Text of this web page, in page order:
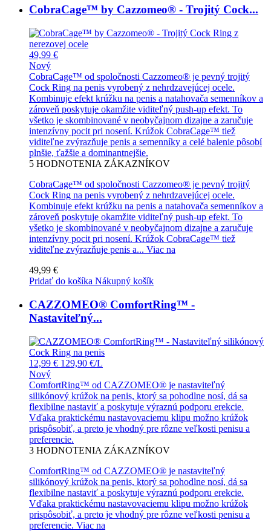
CobraCage™ by Cazzomeo® - Trojitý Cock...
49,99 €
Nový
CobraCage™ od spoločnosti Cazzomeo® je pevný trojitý
Cock Ring na penis vyrobený z nehrdzavejúcej ocele.
Kombinuje efekt krúžku na penis a natahovača semenníkov a
zároveň poskytuje okamžite viditeľný push-up efekt. To
všetko je skombinované v neobyčajnom dizajne a zaručuje
intenzívny pocit pri nosení. Krúžok CobraCage™ tiež
viditeľne zvýrazňuje penis a semenníky a celé balenie pôsobí
plnšie, ťažšie a dominantnejšie.
5 HODNOTENIA ZÁKAZNÍKOV
CobraCage™ od spoločnosti Cazzomeo® je pevný trojitý
Cock Ring na penis vyrobený z nehrdzavejúcej ocele.
Kombinuje efekt krúžku na penis a natahovača semenníkov a
zároveň poskytuje okamžite viditeľný push-up efekt. To
všetko je skombinované v neobyčajnom dizajne a zaručuje
intenzívny pocit pri nosení. Krúžok CobraCage™ tiež
viditeľne zvýrazňuje penis a... Viac na
49,99 €
Pridať do košíka Nákupný košík
CAZZOMEO® ComfortRing™ -
Nastaviteľný...
12,99 € 129,90 €/L
Nový
ComfortRing™ od CAZZOMEO® je nastaviteľný
silikónový krúžok na penis, ktorý sa pohodlne nosí, dá sa
flexibilne nastaviť a poskytuje výraznú podporu erekcie.
Vďaka praktickému nastavovaciemu klipu možno krúžok
prispôsobiť, a preto je vhodný pre rôzne veľkosti penisu a
preferencie.
3 HODNOTENIA ZÁKAZNÍKOV
ComfortRing™ od CAZZOMEO® je nastaviteľný
silikónový krúžok na penis, ktorý sa pohodlne nosí, dá sa
flexibilne nastaviť a poskytuje výraznú podporu erekcie.
Vďaka praktickému nastavovaciemu klipu možno krúžok
prispôsobiť, a preto je vhodný pre rôzne veľkosti penisu a
preferencie. Viac na